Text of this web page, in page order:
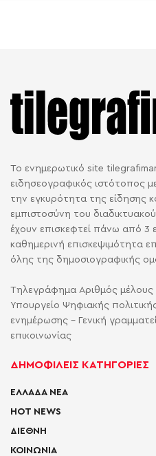
Το ενημερωτικό site
ειδησεογραφικός ιστότοπος
την εγκυρότητα της είδησης
εμπιστοσύνη του
έχουν επισκεφτεί πάνω από 3
καθημερινή επισκεψιμότητα
όλης της δημοσιογραφικής
Τηλεγράφημα Αριθμός
Υπουργείο Ψηφιακής
ενημέρωσης - Γενική
επικοινωνίας
ΔΗΜΟΦΙΛΕΙΣ ΚΑΤΗΓΟΡΙΕΣ
ΕΛΛΑΔΑ ΝΕΑ
HOT NEWS
ΔΙΕΘΝΗ
ΚΟΙΝΩΝΙΑ